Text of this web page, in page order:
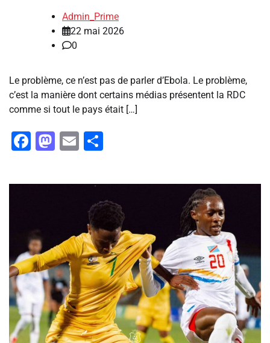
Admin_Prime
22 mai 2026
0
Le problème, ce n’est pas de parler d’Ebola. Le problème,
c’est la manière dont certains médias présentent la RDC
comme si tout le pays était […]
Facebook
Mastodon
Email